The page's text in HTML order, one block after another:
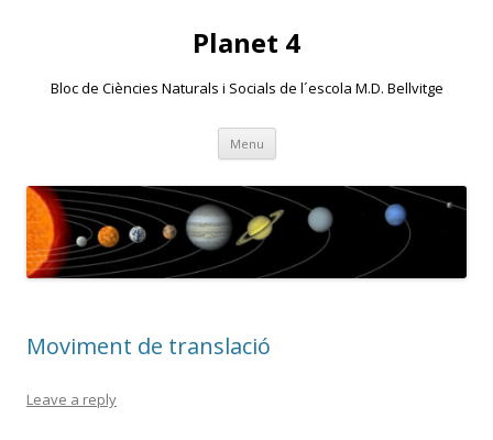
Planet 4
Bloc de Ciències Naturals i Socials de l´escola M.D. Bellvitge
Menu Skip
content
Moviment de translació
Leave a reply